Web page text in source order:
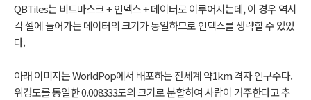
QBTiles는 비트마스크 + 인덱스 + 데이터로 이루어지는데, 이 경우 역시
각 셀에 들어가는 데이터의 크기가 동일하므로 인덱스를 생략할 수 있었
다.
아래 이미지는 WorldPop에서 배포하는 전세계 약1km 격자 인구수다.
위경도를 동일한 0.008333도의 크기로 분할하여 사람이 거주한다고 추